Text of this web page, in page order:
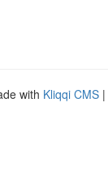
with Kliqqi CMS |